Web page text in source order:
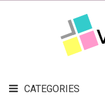
CATEGORIES
LE
MAG
DÉCO
